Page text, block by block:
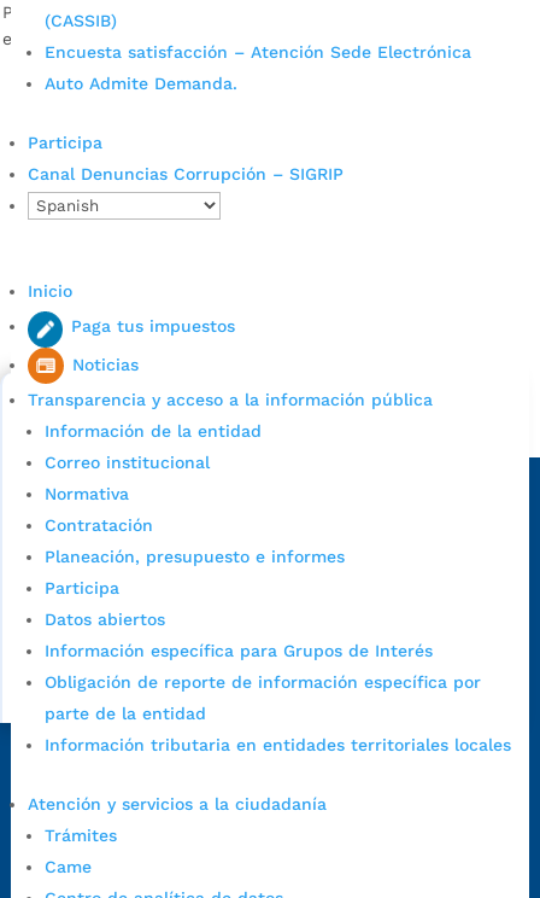
(CASSIB)
Encuesta satisfacción – Atención Sede Electrónica
Auto Admite Demanda.
Participa
Canal Denuncias Corrupción – SIGRIP
Inicio
Paga tus impuestos
Noticias
Transparencia y acceso a la información pública
Información de la entidad
Correo institucional
Normativa
Contratación
Planeación, presupuesto e informes
Participa
Datos abiertos
Información específica para Grupos de Interés
Obligación de reporte de información específica por
parte de la entidad
Información tributaria en entidades territoriales locales
Atención y servicios a la ciudadanía
Trámites
Came
Primera Infancia del Ministerio de Educación Nacional, MEN,
el […]
Consulta aqui los pasos para inscribirse y solicitar un
cupo escolar en los colegios oficiales de
Bucaramanga.
Alcaldía de Bucaramanga
Sede principal
Colombia.
Dirección Fase II:
Colombia
Código Postal:680006. Código Dane: 68001.